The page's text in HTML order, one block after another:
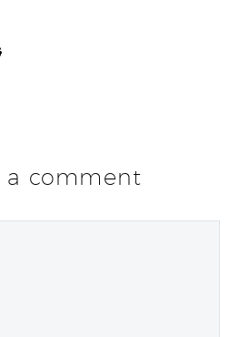
a comment